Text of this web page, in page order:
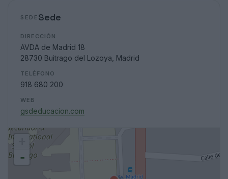
SEDE Sede
DIRECCIÓN
AVDA de Madrid 18
28730 Buitrago del Lozoya, Madrid
TELÉFONO
918 680 200
WEB
gsdeducacion.com
-